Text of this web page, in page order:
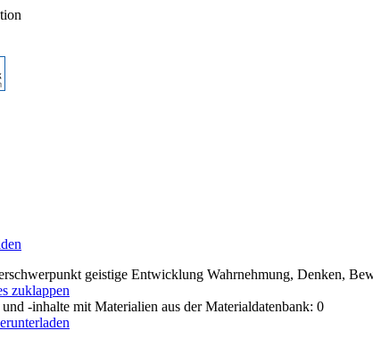
geistige Entwicklung Wahrnehmung, Denken,
zuklappen
-inhalte mit Materialien aus der Materialdatenbank: 0